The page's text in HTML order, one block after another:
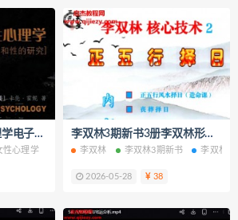
(美)卡伦霍妮女性心理学电子书pdf百度网盘下载学习
性心理学 女性心理学 女性心理学电子书 女性心
李双林3期新书3册李双林形恋理气课核心技术正五行择日电子书pdf百度网盘下载学习
李双林 李双林3期新书 李双林
2026-05-28 38